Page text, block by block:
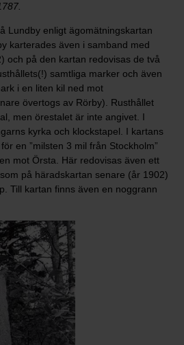
Lundby enligt ägomätningskartan
karterades även i samband med
och på den kartan redovisas de två
samtliga marker och även
i en liten kil ned mot
övertogs av Rörby). Rusthållet
men örestalet är inte angivet. I
kyrka och klockstapel. I kartans
en ”milsten 3 mil från Stockholm”
mot Örsta. Här redovisas även ett
på häradskartan senare (år 1902)
Till kartan finns även en noggrann